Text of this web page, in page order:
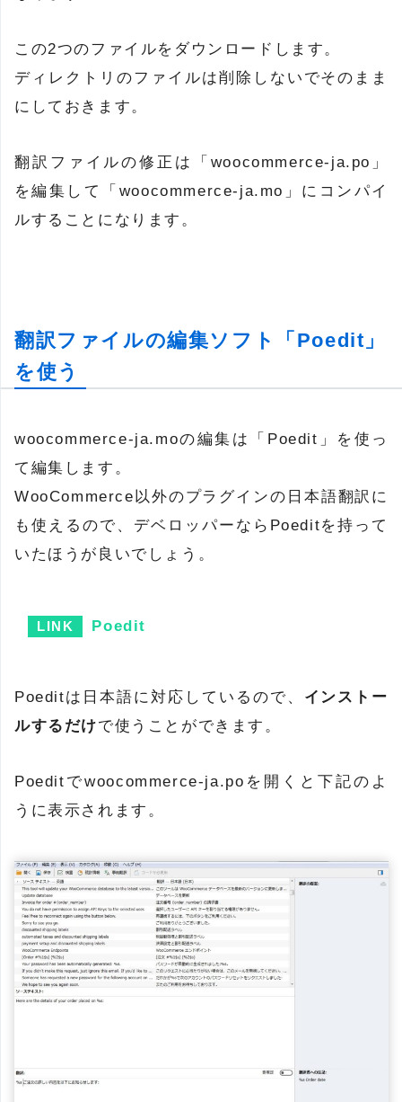
この2つのファイルをダウンロードします。
ディレクトリのファイルは削除しないでそのまま
にしておきます。
翻訳ファイルの修正は「woocommerce-ja.po」
を編集して「woocommerce-ja.mo」にコンパイ
ルすることになります。
翻訳ファイルの編集ソフト「Poedit」
を使う
woocommerce-ja.moの編集は「Poedit」を使っ
て編集します。
WooCommerce以外のプラグインの日本語翻訳に
も使えるので、デベロッパーならPoeditを持って
いたほうが良いでしょう。
Poedit
Poeditは日本語に対応しているので、 インストー
ルするだけで使うことができます。
Poeditでwoocommerce-ja.poを開くと下記のよ
うに表示されます。